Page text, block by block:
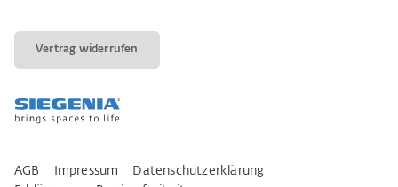
Vertrag widerrufen
AGB Impressum
Datenschutzerklärung